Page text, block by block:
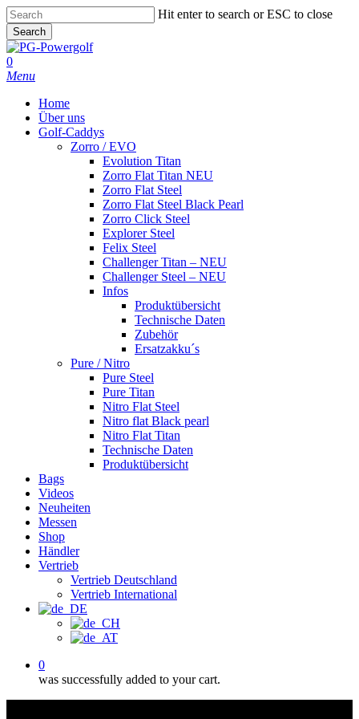
Skip
to
main
content
Hit enter to search or ESC to close
Search
Close
Search
0
Menu
Home
Über uns
Golf-Caddys
Zorro / EVO
Evolution Titan
Zorro Flat Titan NEU
Zorro Flat Steel
Zorro Flat Steel Black Pearl
Zorro Click Steel
Explorer Steel
Felix Steel
Challenger Titan – NEU
Challenger Steel – NEU
Infos
Produktübersicht
Technische Daten
Zubehör
Ersatzakku´s
Pure / Nitro
Pure Steel
Pure Titan
Nitro Flat Steel
Nitro flat Black pearl
Nitro Flat Titan
Technische Daten
Produktübersicht
Bags
Videos
Neuheiten
Messen
Shop
Händler
Vertrieb
Vertrieb Deutschland
Vertrieb International
0
was successfully added to your cart.